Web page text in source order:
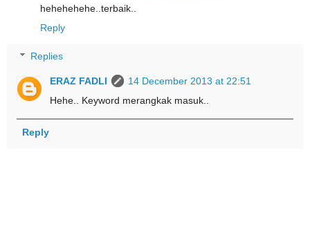
hehehehehe..terbaik..
Reply
Replies
ERAZ FADLI
14 December 2013 at 22:51
Hehe.. Keyword merangkak masuk..
Reply